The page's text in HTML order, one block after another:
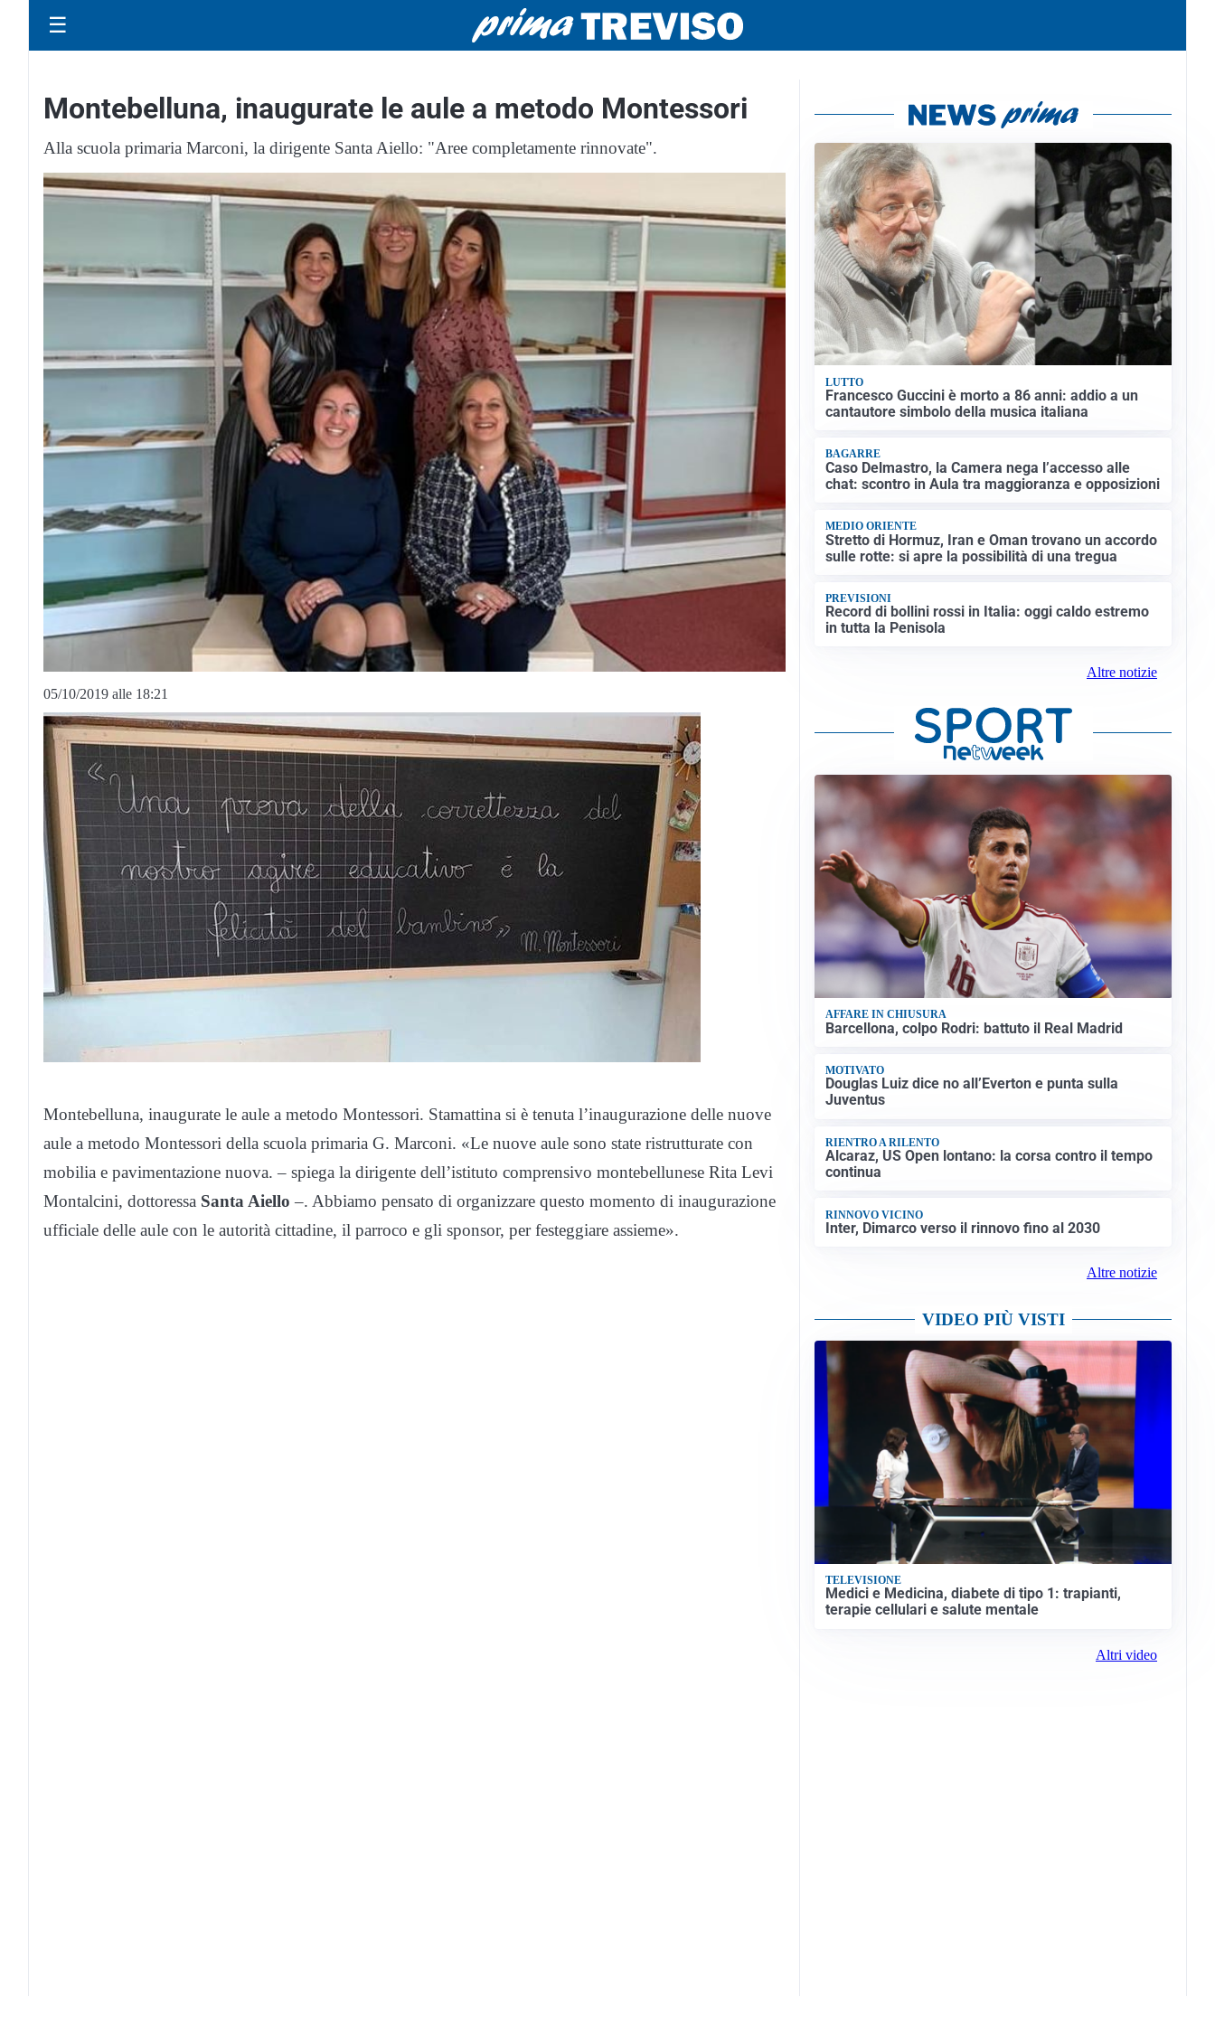
☰
Montebelluna, inaugurate le aule a metodo Montessori
Alla scuola primaria Marconi, la dirigente Santa Aiello: "Aree completamente rinnovate".
05/10/2019 alle 18:21
Montebelluna, inaugurate le aule a metodo Montessori. Stamattina si è tenuta l’inaugurazione delle nuove
aule a metodo Montessori della scuola primaria G. Marconi. «Le nuove aule sono state ristrutturate con
mobilia e pavimentazione nuova. – spiega la dirigente dell’istituto comprensivo montebellunese Rita Levi
Montalcini, dottoressa Santa Aiello –. Abbiamo pensato di organizzare questo momento di inaugurazione
ufficiale delle aule con le autorità cittadine, il parroco e gli sponsor, per festeggiare assieme».
LUTTO
Francesco Guccini è morto a 86 anni: addio a un
cantautore simbolo della musica italiana
BAGARRE
Caso Delmastro, la Camera nega l’accesso alle
chat: scontro in Aula tra maggioranza e opposizioni
MEDIO ORIENTE
Stretto di Hormuz, Iran e Oman trovano un accordo
sulle rotte: si apre la possibilità di una tregua
PREVISIONI
Record di bollini rossi in Italia: oggi caldo estremo
in tutta la Penisola
Altre notizie
AFFARE IN CHIUSURA
Barcellona, colpo Rodri: battuto il Real Madrid
MOTIVATO
Douglas Luiz dice no all’Everton e punta sulla
Juventus
RIENTRO A RILENTO
Alcaraz, US Open lontano: la corsa contro il tempo
continua
RINNOVO VICINO
Inter, Dimarco verso il rinnovo fino al 2030
Altre notizie
VIDEO PIÙ VISTI
TELEVISIONE
Medici e Medicina, diabete di tipo 1: trapianti,
terapie cellulari e salute mentale
Altri video